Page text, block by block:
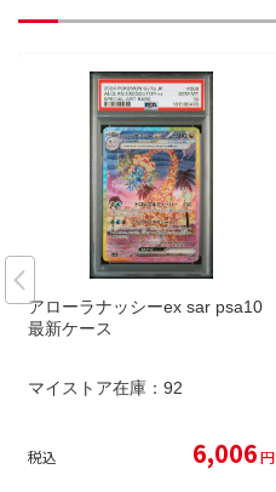
アローラナッシーex sar psa10
最新ケース
マイストア在庫： 92
税込 6,006円